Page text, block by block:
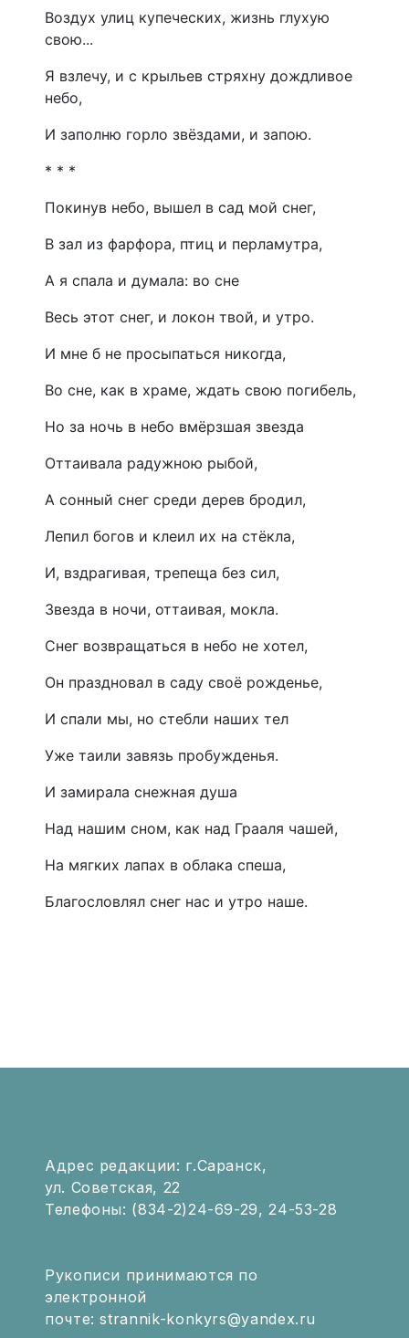
Воздух улиц купеческих, жизнь глухую
свою...
Я взлечу, и с крыльев стряхну дождливое
небо,
И заполню горло звёздами, и запою.
* * *
Покинув небо, вышел в сад мой снег,
В зал из фарфора, птиц и перламутра,
А я спала и думала: во сне
Весь этот снег, и локон твой, и утро.
И мне б не просыпаться никогда,
Во сне, как в храме, ждать свою погибель,
Но за ночь в небо вмёрзшая звезда
Оттаивала радужною рыбой,
А сонный снег среди дерев бродил,
Лепил богов и клеил их на стёкла,
И, вздрагивая, трепеща без сил,
Звезда в ночи, оттаивая, мокла.
Снег возвращаться в небо не хотел,
Он праздновал в саду своё рожденье,
И спали мы, но стебли наших тел
Уже таили завязь пробужденья.
И замирала снежная душа
Над нашим сном, как над Грааля чашей,
На мягких лапах в облака спеша,
Благословлял снег нас и утро наше.
Адрес редакции: г.Саранск,
ул. Советская, 22
Телефоны: (834-2)24-69-29, 24-53-28
Рукописи принимаются по
электронной
почте: strannik-konkyrs@yandex.ru